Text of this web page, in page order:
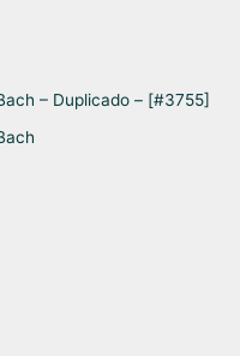
– Duplicado – [#3755]